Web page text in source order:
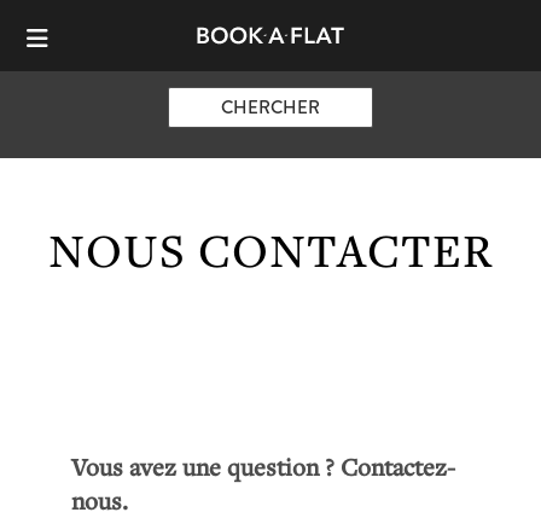
CHERCHER
NOUS CONTACTER
Vous avez une question ? Contactez-
nous.